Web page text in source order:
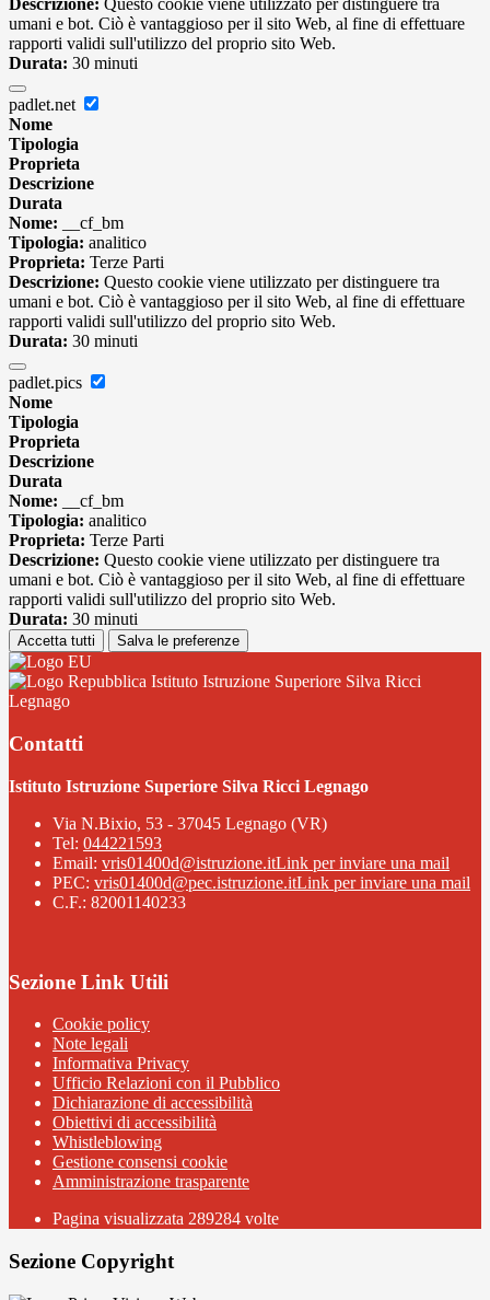
Descrizione: Questo cookie viene utilizzato per distinguere tra
umani e bot. Ciò è vantaggioso per il sito Web, al fine di effettuare
rapporti validi sull'utilizzo del proprio sito Web.
Durata: 30 minuti
padlet.net
Nome
Tipologia
Proprieta
Descrizione
Durata
Nome: __cf_bm
Tipologia: analitico
Proprieta: Terze Parti
Descrizione: Questo cookie viene utilizzato per distinguere tra
umani e bot. Ciò è vantaggioso per il sito Web, al fine di effettuare
rapporti validi sull'utilizzo del proprio sito Web.
Durata: 30 minuti
padlet.pics
Nome
Tipologia
Proprieta
Descrizione
Durata
Nome: __cf_bm
Tipologia: analitico
Proprieta: Terze Parti
Descrizione: Questo cookie viene utilizzato per distinguere tra
umani e bot. Ciò è vantaggioso per il sito Web, al fine di effettuare
rapporti validi sull'utilizzo del proprio sito Web.
Durata: 30 minuti
Accetta tutti Salva le preferenze
Istituto Istruzione Superiore Silva Ricci
Legnago
Contatti
Istituto Istruzione Superiore Silva Ricci Legnago
Via N.Bixio, 53 - 37045 Legnago (VR)
Tel: 044221593
Email: vris01400d@istruzione.itLink per inviare una mail
PEC: vris01400d@pec.istruzione.itLink per inviare una mail
C.F.: 82001140233
Sezione Link Utili
Cookie policy
Note legali
Informativa Privacy
Ufficio Relazioni con il Pubblico
Dichiarazione di accessibilità
Obiettivi di accessibilità
Whistleblowing
Gestione consensi cookie
Amministrazione trasparente
Pagina visualizzata 289284 volte
Sezione Copyright